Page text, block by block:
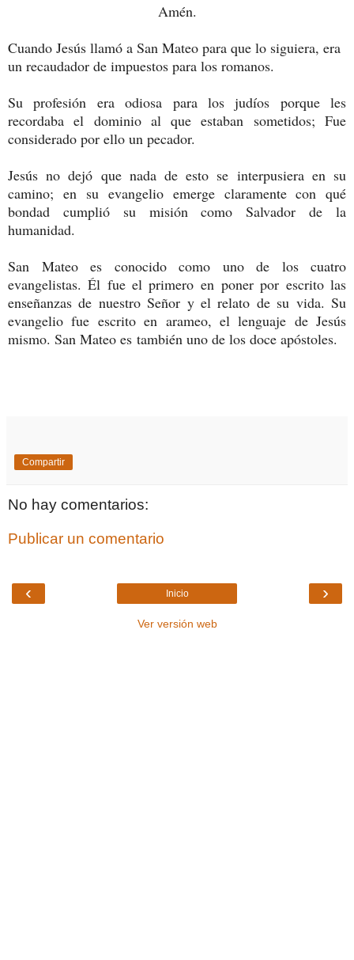
Amén.
Cuando Jesús llamó a San Mateo para que lo siguiera, era
un recaudador de impuestos para los romanos.
Su profesión era odiosa para los judíos porque les
recordaba el dominio al que estaban sometidos; Fue
considerado por ello un pecador.
Jesús no dejó que nada de esto se interpusiera en su
camino; en su evangelio emerge claramente con qué
bondad cumplió su misión como Salvador de la
humanidad.
San Mateo es conocido como uno de los cuatro
evangelistas. Él fue el primero en poner por escrito las
enseñanzas de nuestro Señor y el relato de su vida. Su
evangelio fue escrito en arameo, el lenguaje de Jesús
mismo. San Mateo es también uno de los doce apóstoles.
Compartir
No hay comentarios:
Publicar un comentario
‹ ›
Inicio
Ver versión web